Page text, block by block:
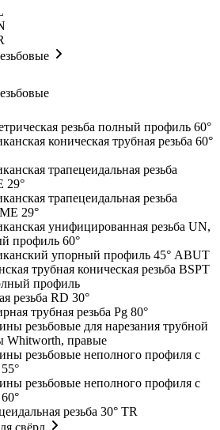
резьба полный профиль 60°
коническая трубная резьба 60°
трапецеидальная резьба
29°
трапецеидальная резьба
29°
унифицированная резьба UN,
профиль 60°
упорный профиль 45° ABUT
трубная коническая резьба BSPT
профиль
резьба RD 30°
трубная резьба Pg 80°
резьбовые для нарезания трубной
Whitworth, правые
резьбовые неполного профиля с
резьбовые неполного профиля с
резьба 30° TR
свёрл